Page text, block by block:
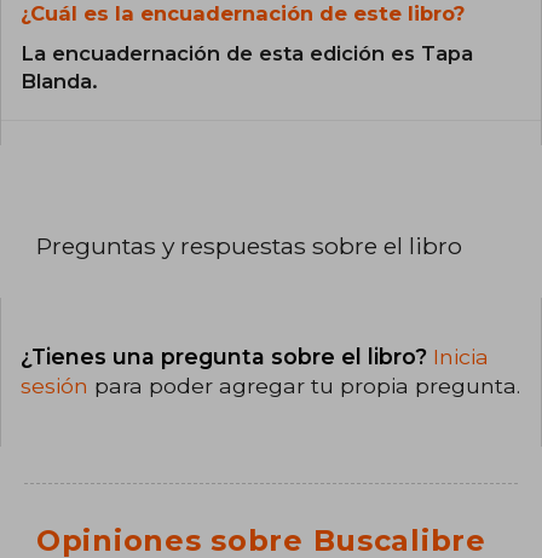
¿Cuál es la encuadernación de este libro?
La encuadernación de esta edición es Tapa
Blanda.
Preguntas y respuestas sobre el libro
¿Tienes una pregunta sobre el libro? Inicia
sesión para poder agregar tu propia pregunta.
Opiniones sobre Buscalibre